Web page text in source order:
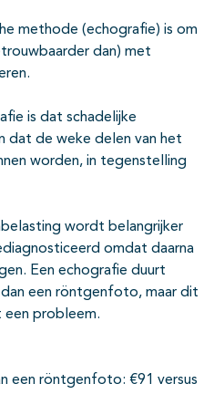
methode (echografie) is om
dan) met
is dat schadelijke
dat de weke delen van het
worden, in tegenstelling
wordt belangrijker
omdat daarna
Een echografie duurt
een röntgenfoto, maar dit
een probleem.
een röntgenfoto: €91 versus